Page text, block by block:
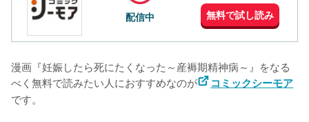
配信中
無料で試し読み
漫画『妊娠したら死にたくなった～産褥期精神病～』をなる
べく無料で読みたい人におすすめなのが
コミックシーモア
です。